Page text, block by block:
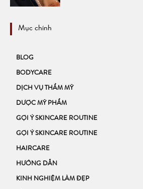
Mục chính
BLOG
BODYCARE
DỊCH VỤ THẨM MỸ
DƯỢC MỸ PHẨM
GỢI Ý SKINCARE ROUTINE
GỢI Ý SKINCARE ROUTINE
HAIRCARE
HƯỚNG DẪN
KINH NGHIỆM LÀM ĐẸP